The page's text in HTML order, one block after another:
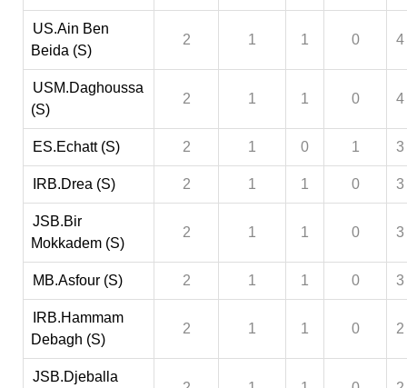
US.Ain Ben
Beida (S)
2 1 1 0 4
USM.Daghoussa
(S)
2 1 1 0 4
ES.Echatt (S) 2 1 0 1 3
IRB.Drea (S) 2 1 1 0 3
JSB.Bir
Mokkadem (S)
2 1 1 0 3
MB.Asfour (S) 2 1 1 0 3
IRB.Hammam
Debagh (S)
2 1 1 0 2
JSB.Djeballa